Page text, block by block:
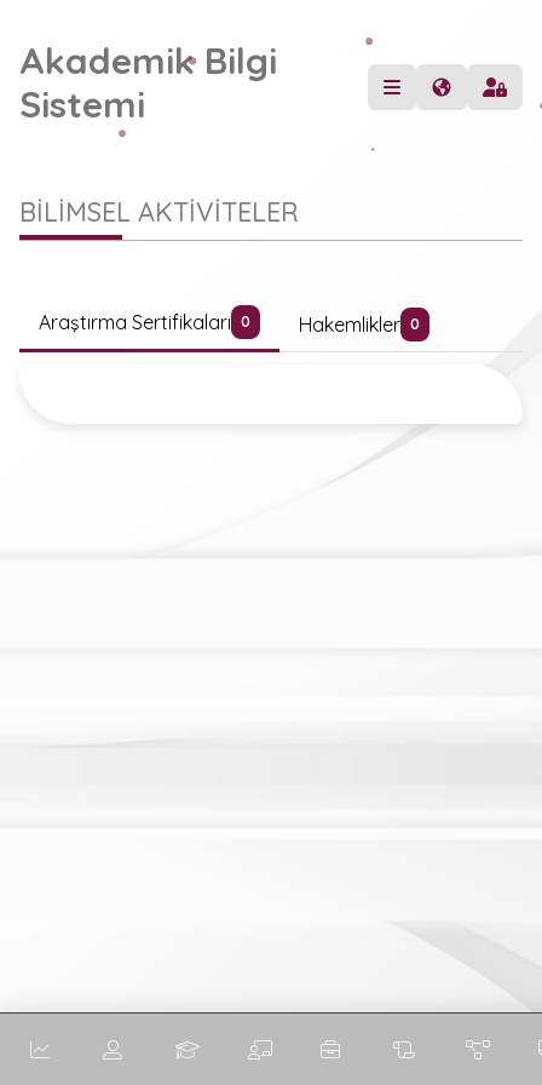
Akademik Bilgi
Sistemi
BİLİMSEL AKTİVİTELER
Araştırma Sertifikaları 0 Hakemlikler 0